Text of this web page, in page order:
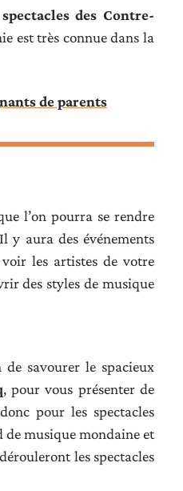
spectacles des Contre-
est très connue dans la
de parents
l’on pourra se rendre
y aura des événements
les artistes de votre
des styles de musique
savourer le spacieux
, pour vous présenter de
pour les spectacles
de musique mondaine et
les spectacles